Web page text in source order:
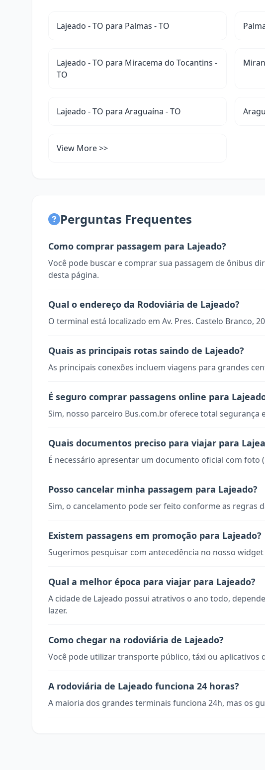
Lajeado - TO para Palmas - TO
Lajeado - TO para Miracema do Tocantins -
TO
Lajeado - TO para Araguaína - TO
View More >>
Perguntas Frequentes
Como comprar passagem para Lajeado?
Você pode buscar e comprar sua passagem de ônibus
desta página.
Qual o endereço da Rodoviária de Lajeado?
O terminal está localizado em Av. Pres. Castelo Branco,
Quais as principais rotas saindo de Lajeado?
As principais conexões incluem viagens para grandes
É seguro comprar passagens online para
Sim, nosso parceiro Bus.com.br oferece total segurança
Quais documentos preciso para viajar para
É necessário apresentar um documento oficial com foto
Posso cancelar minha passagem para Lajeado?
Sim, o cancelamento pode ser feito conforme as regras
Existem passagens em promoção para Lajeado?
Sugerimos pesquisar com antecedência no nosso
Qual a melhor época para viajar para Lajeado?
A cidade de Lajeado possui atrativos o ano todo,
lazer.
Como chegar na rodoviária de Lajeado?
Você pode utilizar transporte público, táxi ou aplicativos
A rodoviária de Lajeado funciona 24 horas?
A maioria dos grandes terminais funciona 24h, mas os